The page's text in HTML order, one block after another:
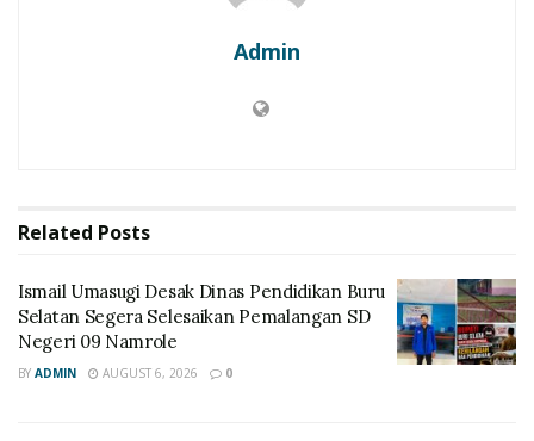
Admin
Related Posts
Ismail Umasugi Desak Dinas Pendidikan Buru
Selatan Segera Selesaikan Pemalangan SD
Negeri 09 Namrole
BY ADMIN AUGUST 6, 2026 0